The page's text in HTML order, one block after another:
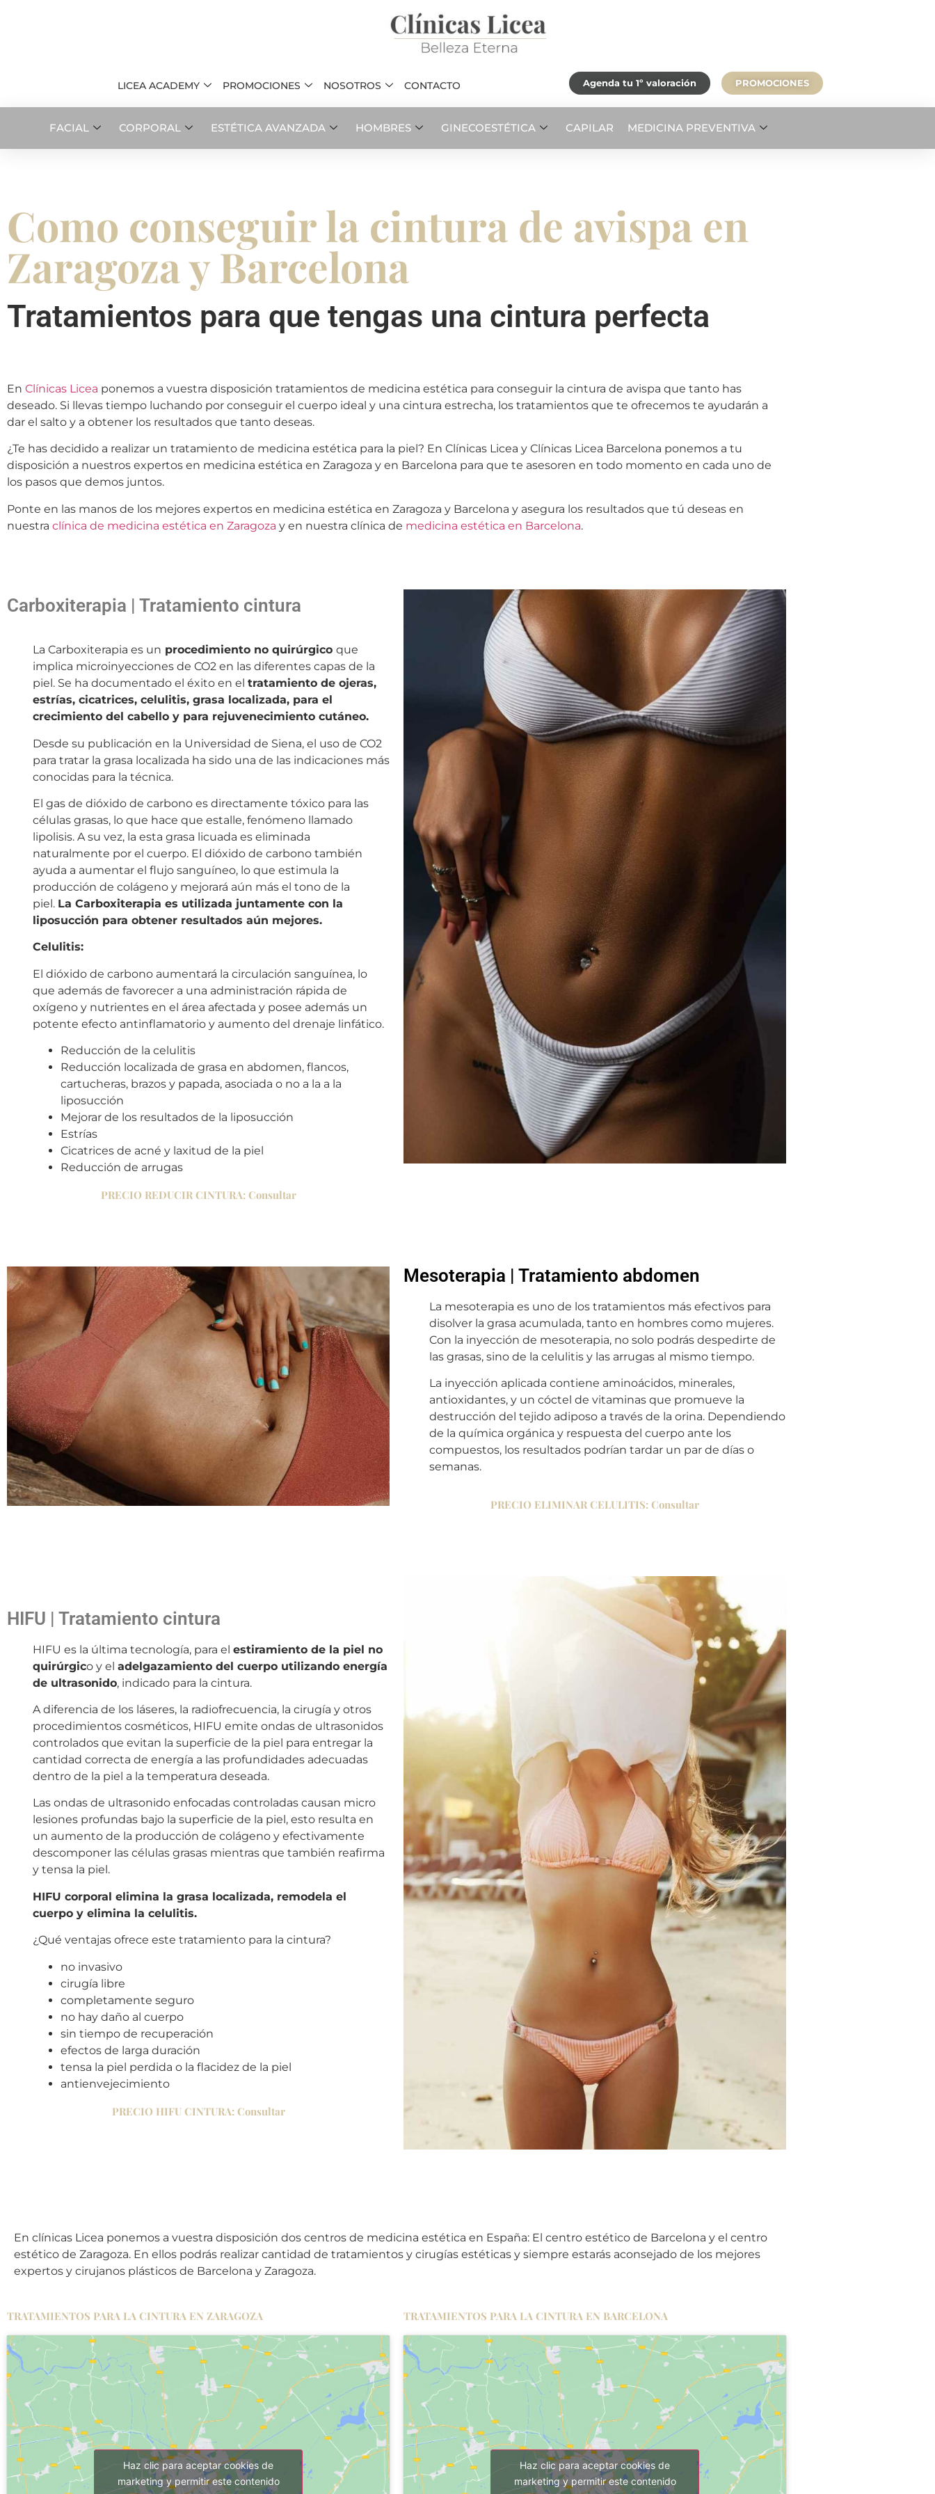
LICEA ACADEMY PROMOCIONES NOSOTROS CONTACTO Agenda tu 1º valoración PROMOCIONES
FACIAL CORPORAL ESTÉTICA AVANZADA HOMBRES GINECOESTÉTICA CAPILAR MEDICINA PREVENTIVA
Como conseguir la cintura de avispa en
Zaragoza y Barcelona
Tratamientos para que tengas una cintura perfecta
En Clínicas Licea ponemos a vuestra disposición tratamientos de medicina estética para conseguir la cintura de avispa que tanto has
deseado. Si llevas tiempo luchando por conseguir el cuerpo ideal y una cintura estrecha, los tratamientos que te ofrecemos te ayudarán a
dar el salto y a obtener los resultados que tanto deseas.
¿Te has decidido a realizar un tratamiento de medicina estética para la piel? En Clínicas Licea y Clínicas Licea Barcelona ponemos a tu
disposición a nuestros expertos en medicina estética en Zaragoza y en Barcelona para que te asesoren en todo momento en cada uno de
los pasos que demos juntos.
Ponte en las manos de los mejores expertos en medicina estética en Zaragoza y Barcelona y asegura los resultados que tú deseas en
nuestra clínica de medicina estética en Zaragoza y en nuestra clínica de medicina estética en Barcelona.
Carboxiterapia | Tratamiento cintura
La Carboxiterapia es un procedimiento no quirúrgico que
implica microinyecciones de CO2 en las diferentes capas de la
piel. Se ha documentado el éxito en el tratamiento de ojeras,
estrías, cicatrices, celulitis, grasa localizada, para el
crecimiento del cabello y para rejuvenecimiento cutáneo.
Desde su publicación en la Universidad de Siena, el uso de CO2
para tratar la grasa localizada ha sido una de las indicaciones más
conocidas para la técnica.
El gas de dióxido de carbono es directamente tóxico para las
células grasas, lo que hace que estalle, fenómeno llamado
lipolisis. A su vez, la esta grasa licuada es eliminada
naturalmente por el cuerpo. El dióxido de carbono también
ayuda a aumentar el flujo sanguíneo, lo que estimula la
producción de colágeno y mejorará aún más el tono de la
piel. La Carboxiterapia es utilizada juntamente con la
liposucción para obtener resultados aún mejores.
Celulitis:
El dióxido de carbono aumentará la circulación sanguínea, lo
que además de favorecer a una administración rápida de
oxígeno y nutrientes en el área afectada y posee además un
potente efecto antinflamatorio y aumento del drenaje linfático.
Reducción de la celulitis
Reducción localizada de grasa en abdomen, flancos,
cartucheras, brazos y papada, asociada o no a la a la
liposucción
Mejorar de los resultados de la liposucción
Estrías
Cicatrices de acné y laxitud de la piel
Reducción de arrugas
PRECIO REDUCIR CINTURA: Consultar
Mesoterapia | Tratamiento abdomen
La mesoterapia es uno de los tratamientos más efectivos para
disolver la grasa acumulada, tanto en hombres como mujeres.
Con la inyección de mesoterapia, no solo podrás despedirte de
las grasas, sino de la celulitis y las arrugas al mismo tiempo.
La inyección aplicada contiene aminoácidos, minerales,
antioxidantes, y un cóctel de vitaminas que promueve la
destrucción del tejido adiposo a través de la orina. Dependiendo
de la química orgánica y respuesta del cuerpo ante los
compuestos, los resultados podrían tardar un par de días o
semanas.
PRECIO ELIMINAR CELULITIS: Consultar
HIFU | Tratamiento cintura
HIFU es la última tecnología, para el estiramiento de la piel no
quirúrgico y el adelgazamiento del cuerpo utilizando energía
de ultrasonido, indicado para la cintura.
A diferencia de los láseres, la radiofrecuencia, la cirugía y otros
procedimientos cosméticos, HIFU emite ondas de ultrasonidos
controlados que evitan la superficie de la piel para entregar la
cantidad correcta de energía a las profundidades adecuadas
dentro de la piel a la temperatura deseada.
Las ondas de ultrasonido enfocadas controladas causan micro
lesiones profundas bajo la superficie de la piel, esto resulta en
un aumento de la producción de colágeno y efectivamente
descomponer las células grasas mientras que también reafirma
y tensa la piel.
HIFU corporal elimina la grasa localizada, remodela el
cuerpo y elimina la celulitis.
¿Qué ventajas ofrece este tratamiento para la cintura?
no invasivo
cirugía libre
completamente seguro
no hay daño al cuerpo
sin tiempo de recuperación
efectos de larga duración
tensa la piel perdida o la flacidez de la piel
antienvejecimiento
PRECIO HIFU CINTURA: Consultar
En clínicas Licea ponemos a vuestra disposición dos centros de medicina estética en España: El centro estético de Barcelona y el centro
estético de Zaragoza. En ellos podrás realizar cantidad de tratamientos y cirugías estéticas y siempre estarás aconsejado de los mejores
expertos y cirujanos plásticos de Barcelona y Zaragoza.
TRATAMIENTOS PARA LA CINTURA EN ZARAGOZA TRATAMIENTOS PARA LA CINTURA EN BARCELONA
Haz clic para aceptar cookies de
marketing y permitir este contenido
Haz clic para aceptar cookies de
marketing y permitir este contenido